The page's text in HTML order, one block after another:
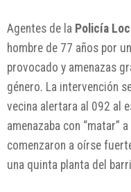
Agentes de la Policía
hombre de 77 años por
provocado y amenazas
género. La intervención
vecina alertara al 092 al
amenazaba con “matar”
comenzaron a oírse
una quinta planta del